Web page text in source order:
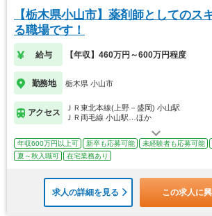
【栃木県小山市】薬剤師としてのス
る職場です！
給与 【年収】460万円～600万円程度
勤務地 栃木県 小山市
アクセス
ＪＲ東北本線(上野－盛岡) 小山駅
ＪＲ両毛線 小山駅…ほか
年収600万円以上可 新卒も応募可能 未経験者も応募可能
夏～秋入職可
在宅業務あり
求人の詳細を見る この求人に